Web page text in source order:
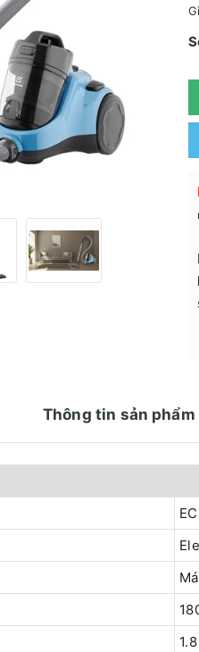
Thông tin sản phẩm